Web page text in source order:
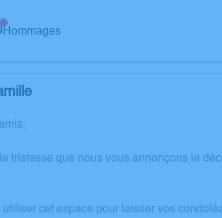
Hommages
tristesse que nous vous annonçons le
cet espace pour laisser vos